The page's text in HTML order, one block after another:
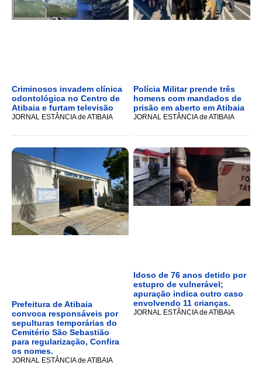
Criminosos invadem clínica
odontológica no Centro de
Atibaia e furtam televisão
JORNAL ESTÂNCIA de ATIBAIA
Polícia Militar prende três
homens com mandados de
prisão em aberto em Atibaia
JORNAL ESTÂNCIA de ATIBAIA
Prefeitura de Atibaia
convoca responsáveis por
sepulturas temporárias do
Cemitério São Sebastião
para regularização, Confira
os nomes.
JORNAL ESTÂNCIA de ATIBAIA
Idoso de 76 anos detido por
estupro de vulnerável;
apuração indica outro caso
envolvendo 11 crianças.
JORNAL ESTÂNCIA de ATIBAIA